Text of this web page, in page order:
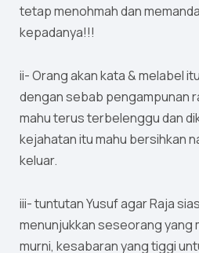
tetap menohmah dan
kepadanya!!!
ii- Orang akan kata & melabel
dengan sebab pengampunan
mahu terus terbelenggu dan
kejahatan itu mahu bersihkan
keluar.
iii- tuntutan Yusuf agar Raja
menunjukkan seseorang yang
murni, kesabaran yang tiggi